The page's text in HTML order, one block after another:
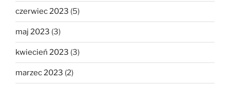
czerwiec 2023 (5)
maj 2023 (3)
kwiecień 2023 (3)
marzec 2023 (2)